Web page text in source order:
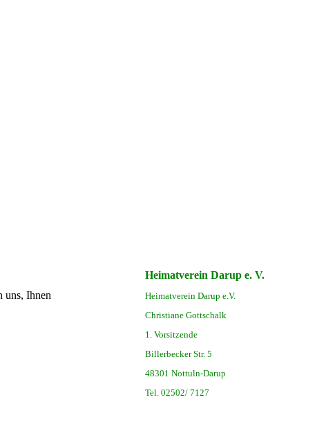
uns, Ihnen
Heimatverein Darup e. V.
Heimatverein Darup e.V.
Christiane Gottschalk
1. Vorsitzende
Billerbecker Str. 5
48301 Nottuln-Darup
Tel. 02502/ 7127